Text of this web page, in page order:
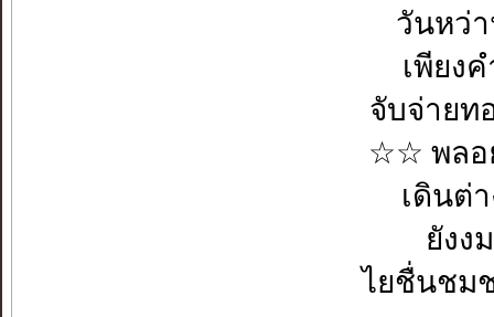
วันห
เพียง
จับจ่าย
☆☆ พลอ
เดินต่
ยัง
ไยชื่นช